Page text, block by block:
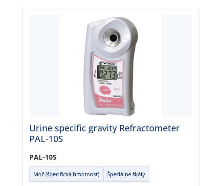
Urine specific gravity Refractometer
PAL-10S
PAL-10S
Moč (špecifická hmotnosť) Špeciálne škály